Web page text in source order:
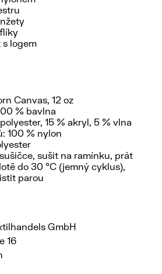
logem
Canvas, 12 oz
% bavlna
15 % akryl, 5 % vlna
100 % nylon
sušit na ramínku, prát
do 30 °C (jemný cyklus),
parou
GmbH
16